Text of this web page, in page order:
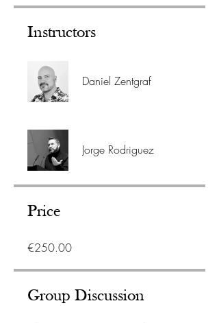
Instructors
Daniel Zentgraf
Jorge Rodriguez
Price
€250.00
Group Discussion